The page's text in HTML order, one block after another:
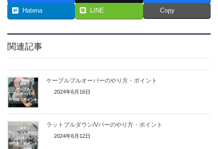
Hatena LINE Copy
関連記事
ケーブルプルオーバーのやり方・ポイント
2024年6月16日
ラットプルダウン/Vバーのやり方・ポイント
2024年6月12日